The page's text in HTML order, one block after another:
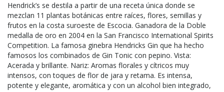
Hendrick’s se destila a partir de una receta única donde se
mezclan 11 plantas botánicas entre raíces, flores, semillas y
frutos en la costa suroeste de Escocia. Ganadora de la Doble
medalla de oro en 2004 en la San Francisco International Spirits
Competition. La famosa ginebra Hendricks Gin que ha hecho
famosos los combinados de Gin Tonic con pepino. Vista:
Acerada y brillante. Nariz: Aromas florales y cítricos muy
intensos, con toques de flor de jara y retama. Es intensa,
potente y elegante, aromática y con un alcohol bien integrado,